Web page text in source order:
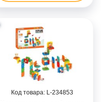
234853